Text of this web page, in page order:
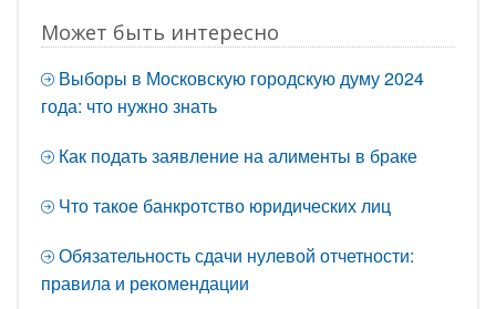
Может быть интересно
Выборы в Московскую городскую думу 2024
года: что нужно знать
Как подать заявление на алименты в браке
Что такое банкротство юридических лиц
Обязательность сдачи нулевой отчетности:
правила и рекомендации